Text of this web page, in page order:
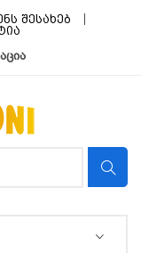
შესახებ